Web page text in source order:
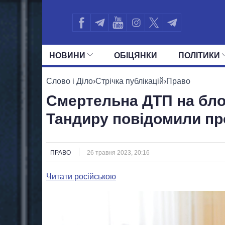
НОВИНИ ОБIЦЯНКИ ПОЛIТИКИ
УСІ ПОЛІТИКИ ПРЕЗИДЕНТ І ОФІС
Слово і Діло›Стрічка публікацій›Право
Смертельна ДТП на
Тандиру повідомили
ПРАВО 26 травня 2023, 20:16
Читати російською